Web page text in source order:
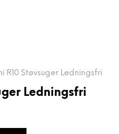
R10 Støvsuger Ledningsfri
Ledningsfri